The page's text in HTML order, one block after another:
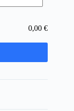
0,00 €